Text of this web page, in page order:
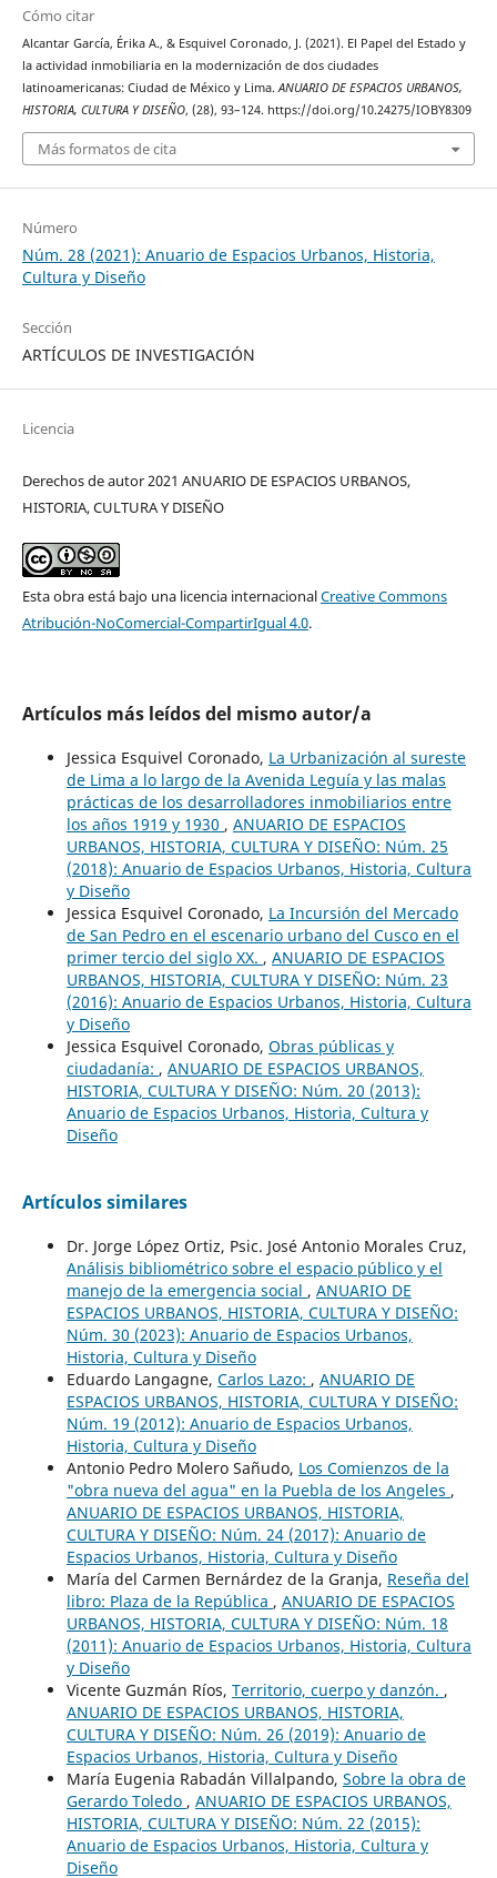
Cómo citar
Alcantar García, Érika A., & Esquivel Coronado, J. (2021). El Papel del Estado y
la actividad inmobiliaria en la modernización de dos ciudades
latinoamericanas: Ciudad de México y Lima. ANUARIO DE ESPACIOS URBANOS,
HISTORIA, CULTURA Y DISEÑO, (28), 93–124. https://doi.org/10.24275/IOBY8309
Más formatos de cita
Número
Núm. 28 (2021): Anuario de Espacios Urbanos, Historia,
Cultura y Diseño
Sección
ARTÍCULOS DE INVESTIGACIÓN
Licencia
Derechos de autor 2021 ANUARIO DE ESPACIOS URBANOS,
HISTORIA, CULTURA Y DISEÑO
Esta obra está bajo una licencia internacionalCreative Commons
Atribución-NoComercial-CompartirIgual 4.0.
Artículos más leídos del mismo autor/a
Jessica Esquivel Coronado, La Urbanización al sureste
de Lima a lo largo de la Avenida Leguía y las malas
prácticas de los desarrolladores inmobiliarios entre
los años 1919 y 1930 , ANUARIO DE ESPACIOS
URBANOS, HISTORIA, CULTURA Y DISEÑO: Núm. 25
(2018): Anuario de Espacios Urbanos, Historia, Cultura
y Diseño
Jessica Esquivel Coronado, La Incursión del Mercado
de San Pedro en el escenario urbano del Cusco en el
primer tercio del siglo XX. , ANUARIO DE ESPACIOS
URBANOS, HISTORIA, CULTURA Y DISEÑO: Núm. 23
(2016): Anuario de Espacios Urbanos, Historia, Cultura
y Diseño
Jessica Esquivel Coronado, Obras públicas y
ciudadanía: , ANUARIO DE ESPACIOS URBANOS,
HISTORIA, CULTURA Y DISEÑO: Núm. 20 (2013):
Anuario de Espacios Urbanos, Historia, Cultura y
Diseño
Artículos similares
Dr. Jorge López Ortiz, Psic. José Antonio Morales Cruz,
Análisis bibliométrico sobre el espacio público y el
manejo de la emergencia social , ANUARIO DE
ESPACIOS URBANOS, HISTORIA, CULTURA Y DISEÑO:
Núm. 30 (2023): Anuario de Espacios Urbanos,
Historia, Cultura y Diseño
Eduardo Langagne, Carlos Lazo: , ANUARIO DE
ESPACIOS URBANOS, HISTORIA, CULTURA Y DISEÑO:
Núm. 19 (2012): Anuario de Espacios Urbanos,
Historia, Cultura y Diseño
Antonio Pedro Molero Sañudo, Los Comienzos de la
"obra nueva del agua" en la Puebla de los Angeles ,
ANUARIO DE ESPACIOS URBANOS, HISTORIA,
CULTURA Y DISEÑO: Núm. 24 (2017): Anuario de
Espacios Urbanos, Historia, Cultura y Diseño
María del Carmen Bernárdez de la Granja, Reseña del
libro: Plaza de la República , ANUARIO DE ESPACIOS
URBANOS, HISTORIA, CULTURA Y DISEÑO: Núm. 18
(2011): Anuario de Espacios Urbanos, Historia, Cultura
y Diseño
Vicente Guzmán Ríos, Territorio, cuerpo y danzón. ,
ANUARIO DE ESPACIOS URBANOS, HISTORIA,
CULTURA Y DISEÑO: Núm. 26 (2019): Anuario de
Espacios Urbanos, Historia, Cultura y Diseño
María Eugenia Rabadán Villalpando, Sobre la obra de
Gerardo Toledo , ANUARIO DE ESPACIOS URBANOS,
HISTORIA, CULTURA Y DISEÑO: Núm. 22 (2015):
Anuario de Espacios Urbanos, Historia, Cultura y
Diseño